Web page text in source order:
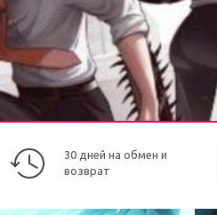
30 дней на обмен и
возврат